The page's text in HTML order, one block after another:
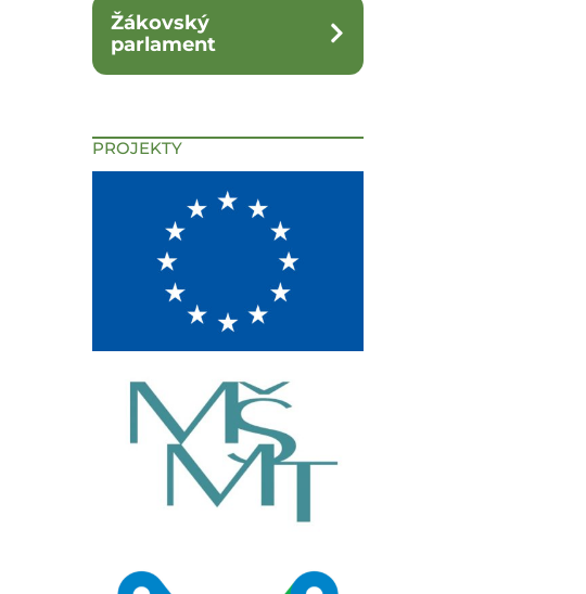
Žákovský
parlament
PROJEKTY